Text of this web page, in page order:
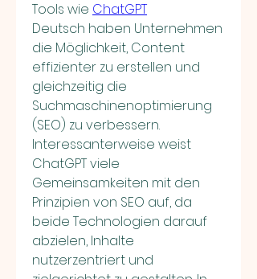
Tools wie ChatGPT
Deutsch haben Unternehmen
die Möglichkeit, Content
effizienter zu erstellen und
gleichzeitig die
Suchmaschinenoptimierung
(SEO) zu verbessern.
Interessanterweise weist
ChatGPT viele
Gemeinsamkeiten mit den
Prinzipien von SEO auf, da
beide Technologien darauf
abzielen, Inhalte
nutzerzentriert und